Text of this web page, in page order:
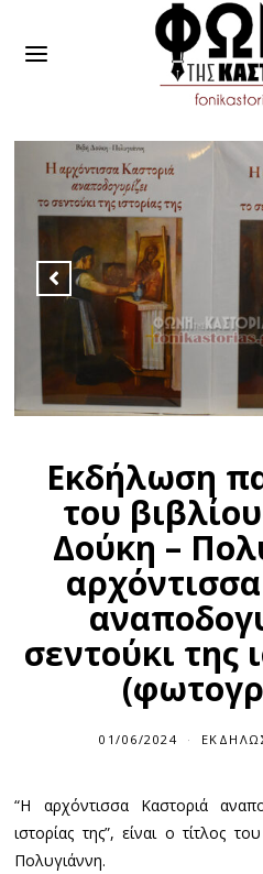
Εκδήλωση
του
Δούκη –
σεντούκι της
01/06/2024
6
2
“Η αρχόντισσα Καστοριά
ιστορίας της”, είναι ο τίτλος
Πολυγιάννη.